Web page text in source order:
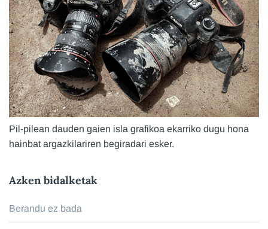
Pil-pilean dauden gaien isla grafikoa ekarriko dugu hona
hainbat argazkilariren begiradari esker.
Azken bidalketak
Berandu ez bada